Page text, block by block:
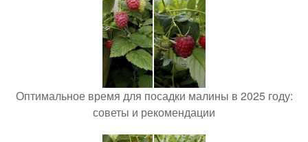
Оптимальное время для посадки малины в 2025 году:
советы и рекомендации